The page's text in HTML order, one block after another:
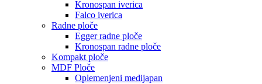
Kronospan iverica
Falco iverica
Radne ploče
Egger radne ploče
Kronospan radne ploče
Kompakt ploče
MDF Ploče
Oplemenjeni medijapan